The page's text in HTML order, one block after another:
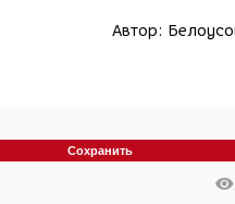
Автор:
Сохранить